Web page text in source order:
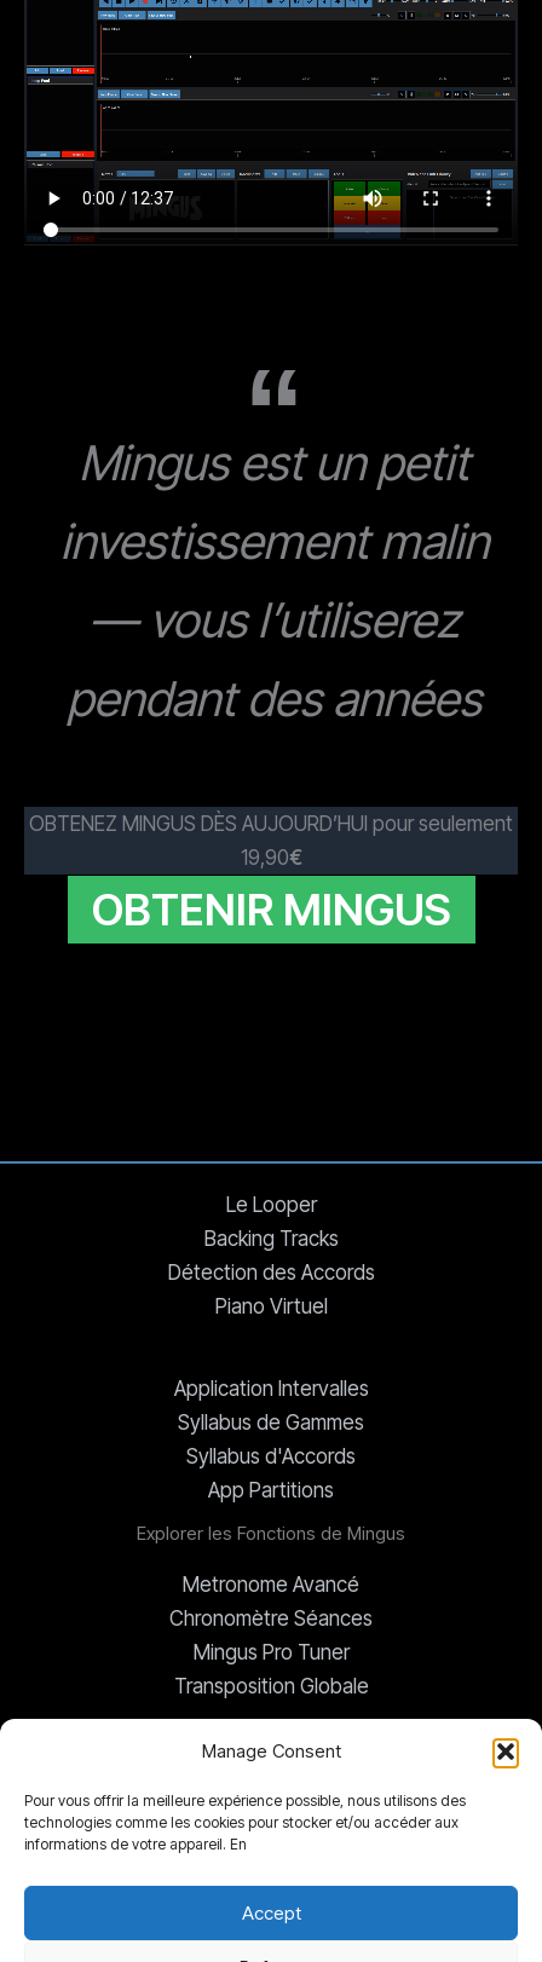
Manage Consent
Pour vous offrir la meilleure expérience possible, nous utilisons des
technologies comme les cookies pour stocker et/ou accéder aux
informations de votre appareil. En
Accept
Mingus est un petit
investissement malin
— vous l’utiliserez
pendant des années
OBTENEZ MINGUS DÈS AUJOURD’HUI pour seulement
19,90€
OBTENIR MINGUS
Le Looper
Backing Tracks
Détection des Accords
Piano Virtuel
Application Intervalles
Syllabus de Gammes
Syllabus d'Accords
App Partitions
Explorer les Fonctions de Mingus
Metronome Avancé
Chronomètre Séances
Mingus Pro Tuner
Transposition Globale
Accords Aléatoires
Bloc-Notes
Biblio-Documents